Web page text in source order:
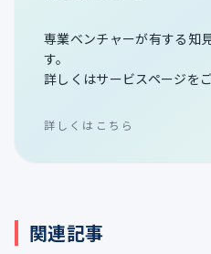
専業ベンチャーが有する知
す。
詳しくはサービスページを
詳しくはこちら
関連記事